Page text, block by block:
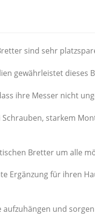
sind sehr
gewährleistet dieses
ihre Messer nicht
starkem
Bretter um alle
Ergänzung für ihren
und